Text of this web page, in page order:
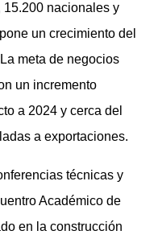
15.200 nacionales y
un crecimiento del
meta de negocios
un incremento
a 2024 y cerca del
a exportaciones.
técnicas y
Académico de
en la construcción